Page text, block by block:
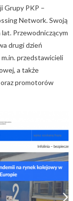
Grupy PKP –
Network. Swoją
Przewodniczącym
drugi dzień
m.in. przedstawicieli
a także
promotorów